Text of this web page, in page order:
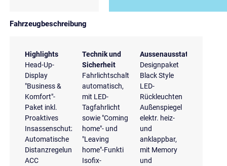
Fahrzeugbeschreibung
Highlights
Head-Up-
Display
"Business &
Komfort"-
Paket inkl.
Proaktives
Insassenschutzsystem
Automatische
Distanzregelung
ACC
Technik und
Sicherheit
Fahrlichtschaltung
automatisch,
mit LED-
Tagfahrlicht
sowie "Coming
home"- und
"Leaving
home"-Funkti
Isofix-
Aussenausstattung
Designpaket
Black Style
LED-
Rückleuchten
Außenspiegel
elektr. heiz-
und
anklappbar,
mit Memory
und